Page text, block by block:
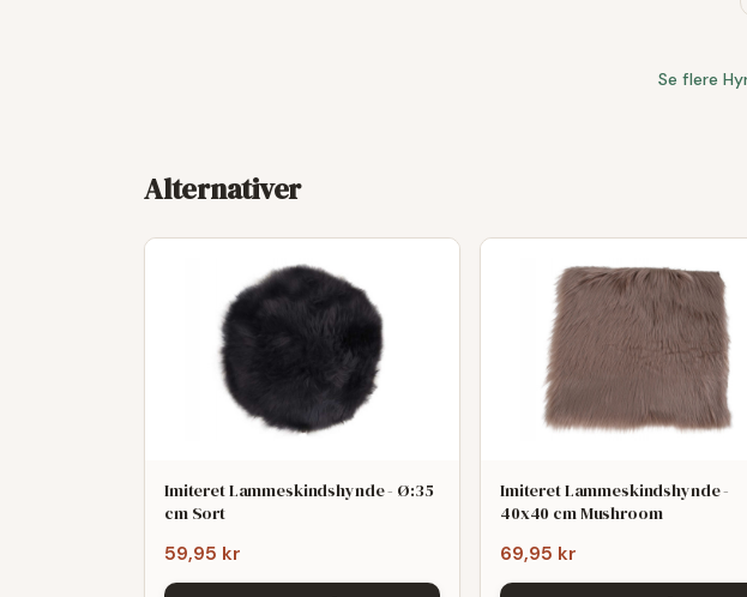
Se flere
Alternativer
Imiteret Lammeskindshynde - Ø:35
cm Sort
59,95 kr
Imiteret Lammeskindshynde -
40x40 cm Mushroom
69,95 kr